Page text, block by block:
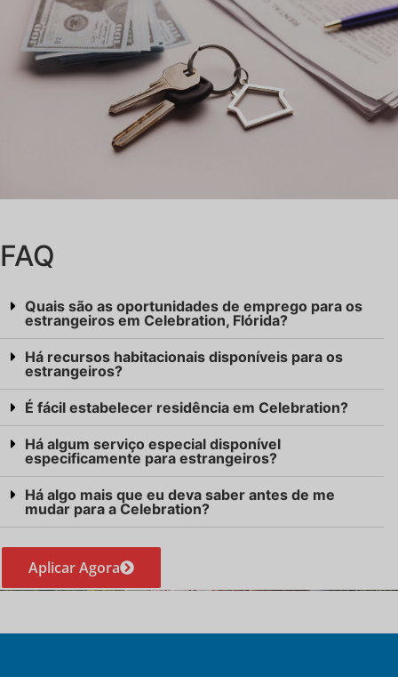
FAQ
Quais são as oportunidades de emprego para os
estrangeiros em Celebration, Flórida?
Há recursos habitacionais disponíveis para os
estrangeiros?
É fácil estabelecer residência em Celebration?
Há algum serviço especial disponível
especificamente para estrangeiros?
Há algo mais que eu deva saber antes de me
mudar para a Celebration?
Aplicar Agora